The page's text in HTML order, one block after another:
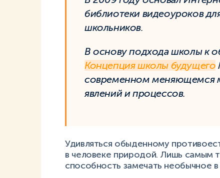
библиотеки видеоуроков
школьников.
В основу подхода школы к
Концепция школы будущего
современном меняющемся
явлений и процессов.
Удивляться обыденному
в человеке природой. Лишь самым
способность замечать необычное